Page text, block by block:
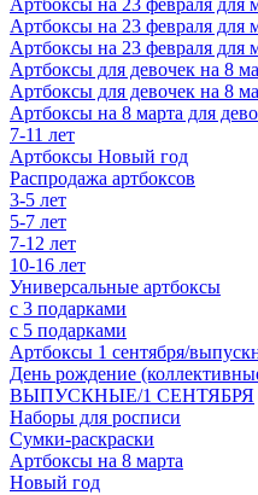
Артбоксы на 23 февраля для
Артбоксы на 23 февраля для
Артбоксы на 23 февраля для
Артбоксы для девочек на 8
Артбоксы для девочек на 8
Артбоксы на 8 марта для
7-11 лет
Артбоксы Новый год
Распродажа артбоксов
3-5 лет
5-7 лет
7-12 лет
10-16 лет
Универсальные артбоксы
с 3 подарками
с 5 подарками
Артбоксы 1 сентября/
День рождение
ВЫПУСКНЫЕ/1 СЕНТЯБРЯ
Наборы для росписи
Сумки-раскраски
Артбоксы на 8 марта
Новый год